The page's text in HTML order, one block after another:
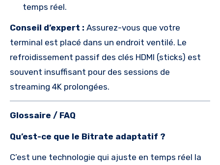
temps réel.
Conseil d’expert : Assurez-vous que votre
terminal est placé dans un endroit ventilé. Le
refroidissement passif des clés HDMI (sticks) est
souvent insuffisant pour des sessions de
streaming 4K prolongées.
Glossaire / FAQ
Qu’est-ce que le Bitrate adaptatif ?
C’est une technologie qui ajuste en temps réel la